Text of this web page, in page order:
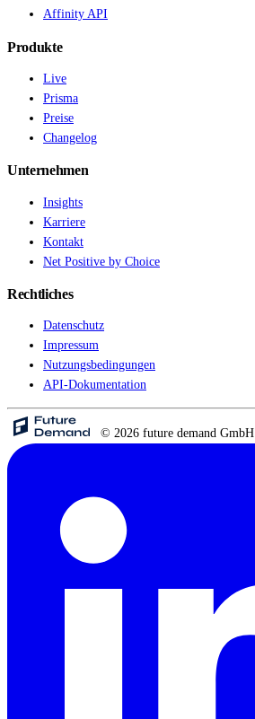
Affinity API
Produkte
Live
Prisma
Preise
Changelog
Unternehmen
Insights
Karriere
Kontakt
Net Positive by Choice
Rechtliches
Datenschutz
Impressum
Nutzungsbedingungen
API-Dokumentation
© 2026 future demand GmbH